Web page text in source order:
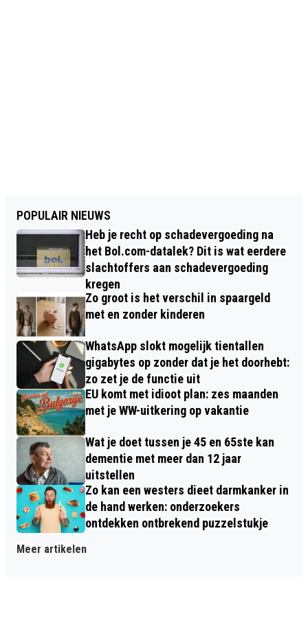
POPULAIR NIEUWS
Heb je recht op schadevergoeding na
het Bol.com-datalek? Dit is wat eerdere
slachtoffers aan schadevergoeding
kregen
Zo groot is het verschil in spaargeld
met en zonder kinderen
WhatsApp slokt mogelijk tientallen
gigabytes op zonder dat je het doorhebt:
zo zet je de functie uit
EU komt met idioot plan: zes maanden
met je WW-uitkering op vakantie
Wat je doet tussen je 45 en 65ste kan
dementie met meer dan 12 jaar
uitstellen
Zo kan een westers dieet darmkanker in
de hand werken: onderzoekers
ontdekken ontbrekend puzzelstukje
Meer artikelen